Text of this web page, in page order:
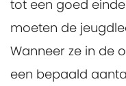
tot een goed
moeten de
Wanneer ze in de
een bepaald